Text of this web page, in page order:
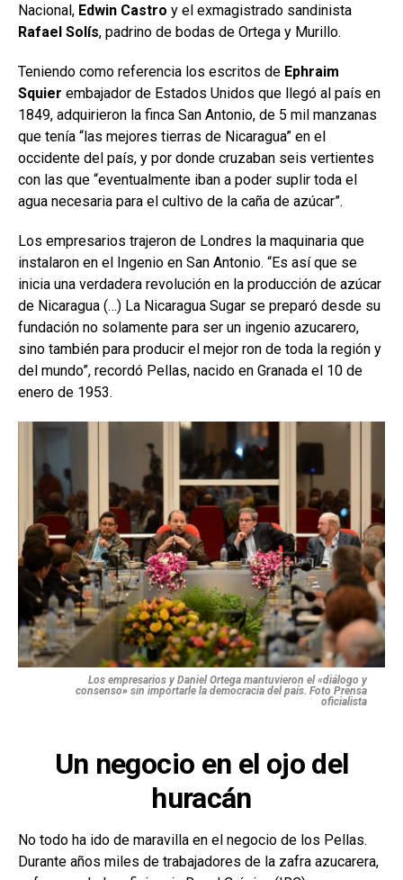
Nacional, Edwin Castro y el exmagistrado sandinista
Rafael Solís, padrino de bodas de Ortega y Murillo.
Teniendo como referencia los escritos de Ephraim
Squier embajador de Estados Unidos que llegó al país en
1849, adquirieron la finca San Antonio, de 5 mil manzanas
que tenía “las mejores tierras de Nicaragua” en el
occidente del país, y por donde cruzaban seis vertientes
con las que “eventualmente iban a poder suplir toda el
agua necesaria para el cultivo de la caña de azúcar”.
Los empresarios trajeron de Londres la maquinaria que
instalaron en el Ingenio en San Antonio. “Es así que se
inicia una verdadera revolución en la producción de azúcar
de Nicaragua (…) La Nicaragua Sugar se preparó desde su
fundación no solamente para ser un ingenio azucarero,
sino también para producir el mejor ron de toda la región y
del mundo”, recordó Pellas, nacido en Granada el 10 de
enero de 1953.
Los empresarios y Daniel Ortega mantuvieron el «diálogo y
consenso» sin importarle la democracia del país. Foto Prensa
oficialista
Un negocio en el ojo del
huracán
No todo ha ido de maravilla en el negocio de los Pellas.
Durante años miles de trabajadores de la zafra azucarera,